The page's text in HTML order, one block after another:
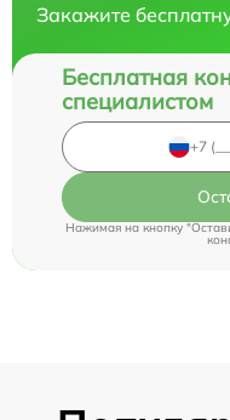
Закажите
Бесплатная
специалистом
Нажимая на кнопку